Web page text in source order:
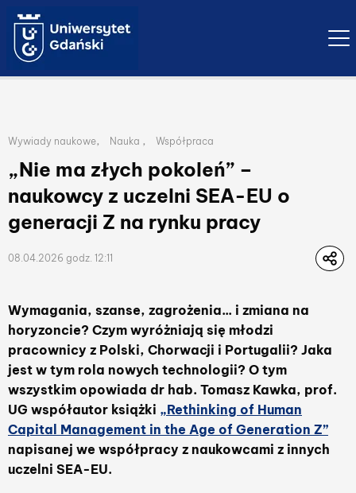
„Nie ma złych pokoleń” –
naukowcy z uczelni SEA-EU o
generacji Z na rynku pracy
Lista przynależnych kategorii publikacji
Wywiady naukowe, Nauka , Współpraca
08.04.2026 godz. 12:11
Wymagania, szanse, zagrożenia... i zmiana na
horyzoncie? Czym wyróżniają się młodzi
pracownicy z Polski, Chorwacji i Portugalii? Jaka
jest w tym rola nowych technologii? O tym
wszystkim opowiada dr hab. Tomasz Kawka, prof.
UG współautor książki „Rethinking of Human
Capital Management in the Age of Generation Z”
napisanej we współpracy z naukowcami z innych
uczelni SEA-EU.